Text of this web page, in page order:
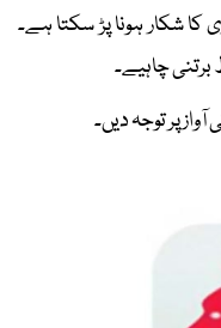
شکار ہونا پڑ سکتا ہے۔
چاہیے۔
پر توجہ دیں۔